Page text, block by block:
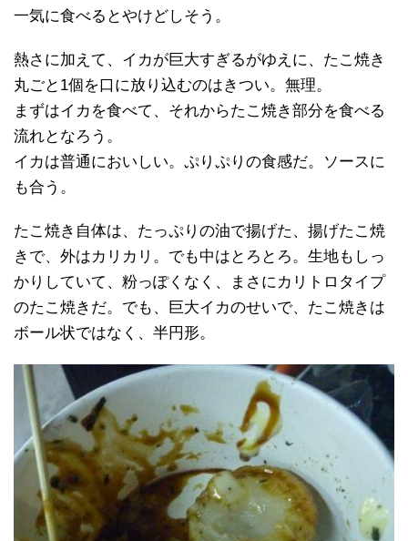
一気に食べるとやけどしそう。
熱さに加えて、イカが巨大すぎるがゆえに、たこ焼き
丸ごと1個を口に放り込むのはきつい。無理。
まずはイカを食べて、それからたこ焼き部分を食べる
流れとなろう。
イカは普通においしい。ぷりぷりの食感だ。ソースに
も合う。
たこ焼き自体は、たっぷりの油で揚げた、揚げたこ焼
きで、外はカリカリ。でも中はとろとろ。生地もしっ
かりしていて、粉っぽくなく、まさにカリトロタイプ
のたこ焼きだ。でも、巨大イカのせいで、たこ焼きは
ボール状ではなく、半円形。